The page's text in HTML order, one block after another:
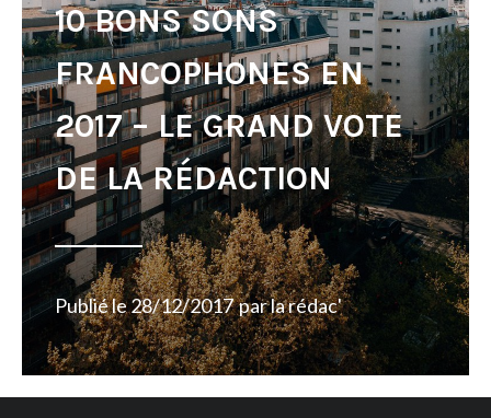
10 BONS SONS
FRANCOPHONES EN
2017 – LE GRAND VOTE
DE LA RÉDACTION
Publié le28/12/2017 parla rédac'